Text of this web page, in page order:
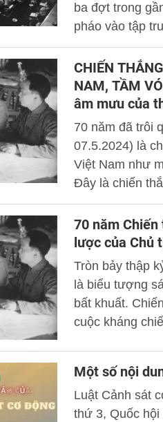
ba đợt trong
pháo vào tập
nhiên, với tinh
sinh, quân và
hoàn thành
CHIẾN
NAM, TẦM
âm mưu của
của ta
70 năm đã trôi
07.5.2024) là
Việt Nam như
Đây là chiến
kiên cường
nghìn năm lịch
vẫn còn
Tổ quốc Việt
70 năm
lược của Chủ
Tròn bảy thập
là biểu tượng
bất khuất.
cuộc kháng
Một số nội
Luật Cảnh sát
thứ 3, Quốc